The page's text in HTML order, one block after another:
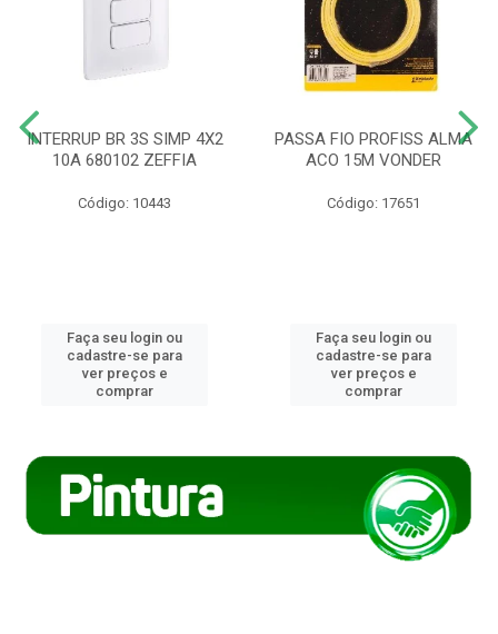
INTERRUP BR 3S SIMP 4X2
10A 680102 ZEFFIA
Código: 10443
Faça seu login ou
cadastre-se para
ver preços e
comprar
PASSA FIO PROFISS ALMA
ACO 15M VONDER
Código: 17651
Faça seu login ou
cadastre-se para
ver preços e
comprar